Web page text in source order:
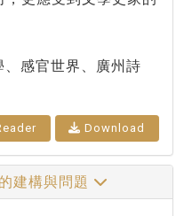
感官世界、廣州詩
Download
建構與問題